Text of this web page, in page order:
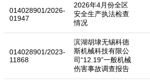
014028901/2026-
01947
2026年4月份全区
安全生产执法检查
情况
014028901/2023-
11868
滨湖胡埭无锡科德
斯机械科技有限公
司“12.19”一般机械
伤害事故调查报告